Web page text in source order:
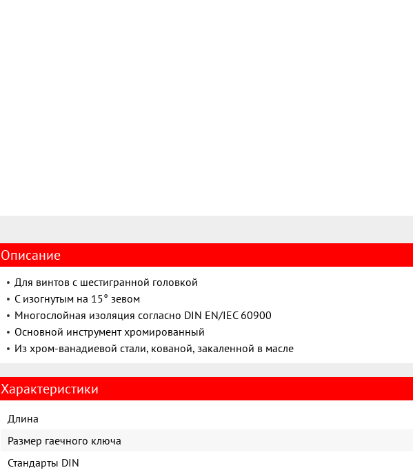
Описание
Для винтов с шестигранной головкой
С изогнутым на 15° зевом
Многослойная изоляция согласно DIN EN/IEC 60900
Основной инструмент хромированный
Из хром-ванадиевой стали, кованой, закаленной в масле
Характеристики
Длина
Размер гаечного ключа
Стандарты DIN